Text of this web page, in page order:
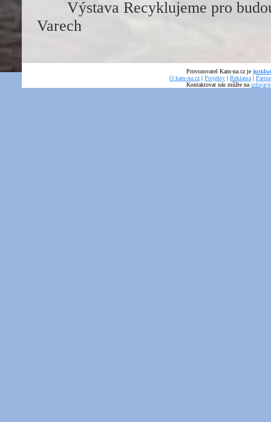
Výstava Recyklujeme pro
Varech
Provozovatel Kam-na.cz je
O kam-na.cz | Projekty | Reklama |
Kontaktovat nás můžte na